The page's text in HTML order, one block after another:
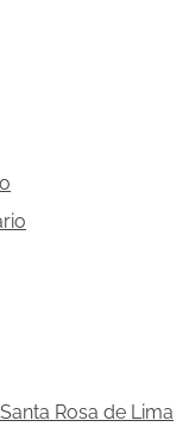
Rosa de Lima